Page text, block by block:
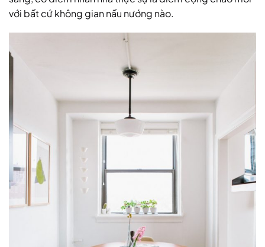
với bất cứ không gian nấu nướng nào.